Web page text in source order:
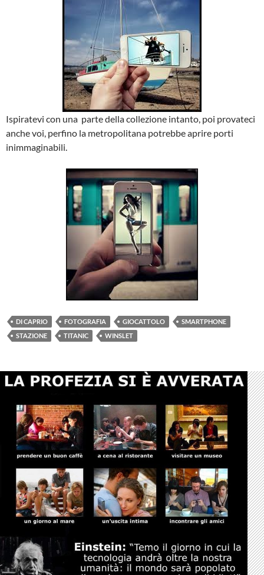
Ispiratevi con una parte della collezione intanto, poi provateci
anche voi, perfino la metropolitana potrebbe aprire porti
inimmaginabili.
DI CAPRIO FOTOGRAFIA GIOCATTOLO
SMARTPHONE
STAZIONE
TITANIC WINSLET